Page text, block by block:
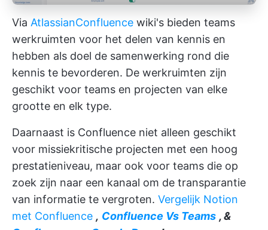
Via AtlassianConfluence wiki's bieden teams
werkruimten voor het delen van kennis en
hebben als doel de samenwerking rond die
kennis te bevorderen. De werkruimten zijn
geschikt voor teams en projecten van elke
grootte en elk type.
Daarnaast is Confluence niet alleen geschikt
voor missiekritische projecten met een hoog
prestatieniveau, maar ook voor teams die op
zoek zijn naar een kanaal om de transparantie
van informatie te vergroten. Vergelijk Notion
met Confluence , Confluence Vs Teams , &